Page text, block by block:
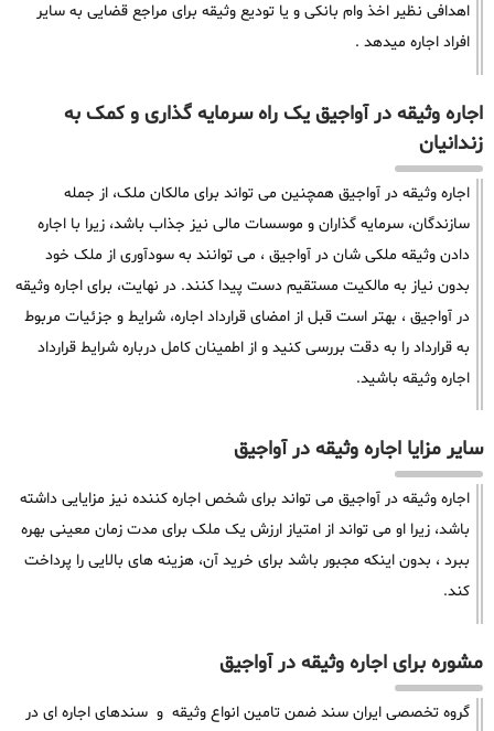
اهدافی نظیر اخذ وام بانکی و یا تودیع وثیقه برای مراجع قضایی به سایر
افراد اجاره میدهد .
اجاره وثیقه در آواجیق یک راه سرمایه گذاری و کمک به
زندانیان
اجاره وثیقه در آواجیق همچنین می تواند برای مالکان ملک، از جمله
سازندگان، سرمایه گذاران و موسسات مالی نیز جذاب باشد، زیرا با اجاره
دادن وثیقه ملکی شان در آواجیق ، می توانند به سودآوری از ملک خود
بدون نیاز به مالکیت مستقیم دست پیدا کنند. در نهایت، برای اجاره وثیقه
در آواجیق ، بهتر است قبل از امضای قرارداد اجاره، شرایط و جزئیات مربوط
به قرارداد را به دقت بررسی کنید و از اطمینان کامل درباره شرایط قرارداد
اجاره وثیقه باشید.
سایر مزایا اجاره وثیقه در آواجیق
اجاره وثیقه در آواجیق می تواند برای شخص اجاره کننده نیز مزایایی داشته
باشد، زیرا او می تواند از امتیاز ارزش یک ملک برای مدت زمان معینی بهره
ببرد ، بدون اینکه مجبور باشد برای خرید آن، هزینه های بالایی را پرداخت
کند.
مشوره برای اجاره وثیقه در آواجیق
گروه تخصصی ایران سند ضمن تامین انواع وثیقه و سندهای اجاره ای در